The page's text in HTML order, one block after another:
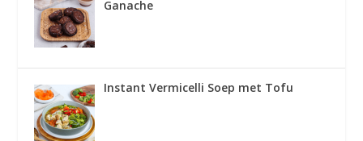
Ganache
Instant Vermicelli Soep met Tofu